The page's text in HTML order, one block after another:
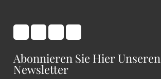
Abonnieren Sie Hier Unseren
Newsletter